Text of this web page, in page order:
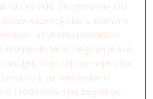
da se vide. Što je na njoj bilo
kože koji nisu u stalnom
u nje nisu jednolično
kod plavih žena, nego joj je sve
boju koja se mijenjala
ili sa nejednakim i
i tada bivala još zagasitija.